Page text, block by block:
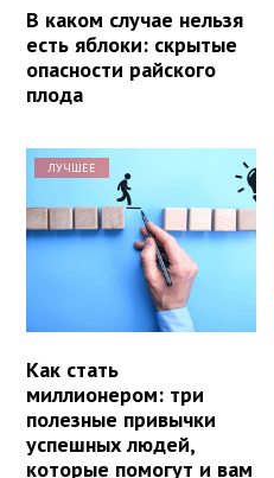
В каком случае нельзя
есть яблоки: скрытые
опасности райского
плода
ЛУЧШЕЕ
Как стать
миллионером: три
полезные привычки
успешных людей,
которые помогут и вам